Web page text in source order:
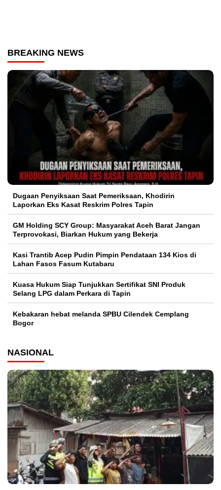
BREAKING NEWS
Dugaan Penyiksaan Saat Pemeriksaan, Khodirin
Laporkan Eks Kasat Reskrim Polres Tapin
GM Holding SCY Group: Masyarakat Aceh Barat Jangan
Terprovokasi, Biarkan Hukum yang Bekerja
Kasi Trantib Acep Pudin Pimpin Pendataan 134 Kios di
Lahan Fasos Fasum Kutabaru
Kuasa Hukum Siap Tunjukkan Sertifikat SNI Produk
Selang LPG dalam Perkara di Tapin
Kebakaran hebat melanda SPBU Cilendek Cemplang
Bogor
NASIONAL